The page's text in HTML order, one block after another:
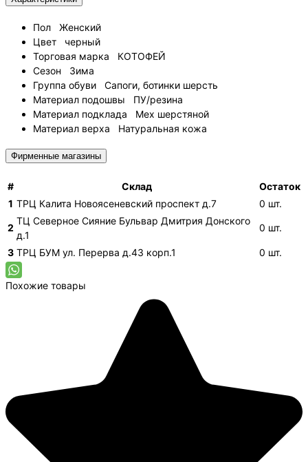
Пол
Женский
Цвет
черный
Торговая марка
КОТОФЕЙ
Сезон
Зима
Группа обуви
Сапоги, ботинки шерсть
Материал подошвы
ПУ/резина
Материал подклада
Мех шерстяной
Материал верха
Натуральная кожа
Фирменные магазины
# Склад
Остаток
1 ТРЦ Калита Новоясеневский проспект д.7 0 шт.
2
ТЦ Северное Сияние Бульвар Дмитрия Донского
д.1
0 шт.
3 ТРЦ БУМ ул. Перерва д.43 корп.1 0 шт.
Похожие товары